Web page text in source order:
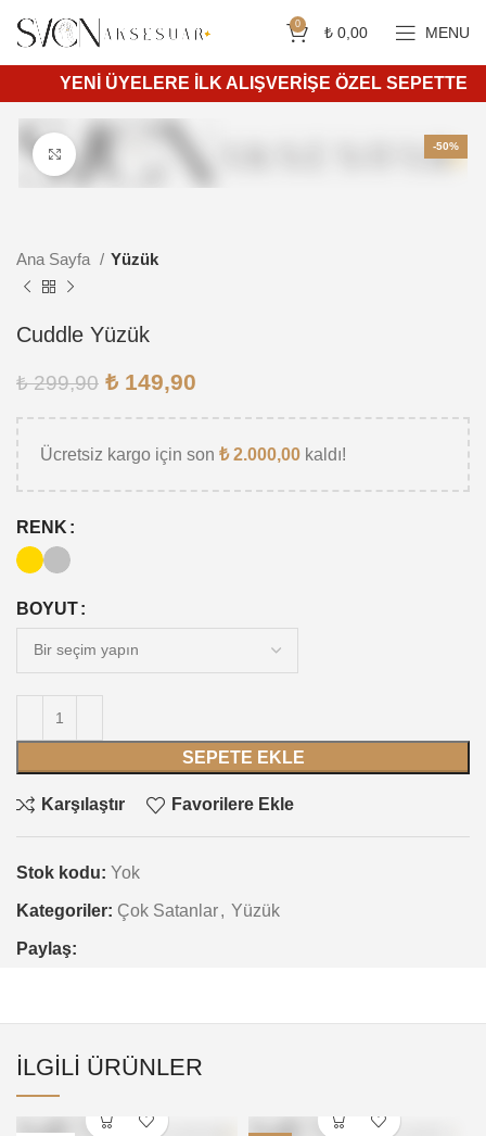
0 ₺ 0,00 MENU
YENİ ÜYELERE İLK ALIŞVERİŞE ÖZEL SEPETTE
-50%
Ana Sayfa Yüzük
Cuddle Yüzük
₺299,90 ₺ 149,90
Ücretsiz kargo için son ₺2.000,00 kaldı!
RENK
BOYUT
SEPETE EKLE
Karşılaştır Favorilere Ekle
Stok kodu: Yok
Kategoriler: Çok Satanlar, Yüzük
Paylaş:
İLGILI ÜRÜNLER
Siparişleriniz 4 iş günü içerisinde kargoya teslim edilir. 750 ₺ ve üzeri ücretsiz kargo.